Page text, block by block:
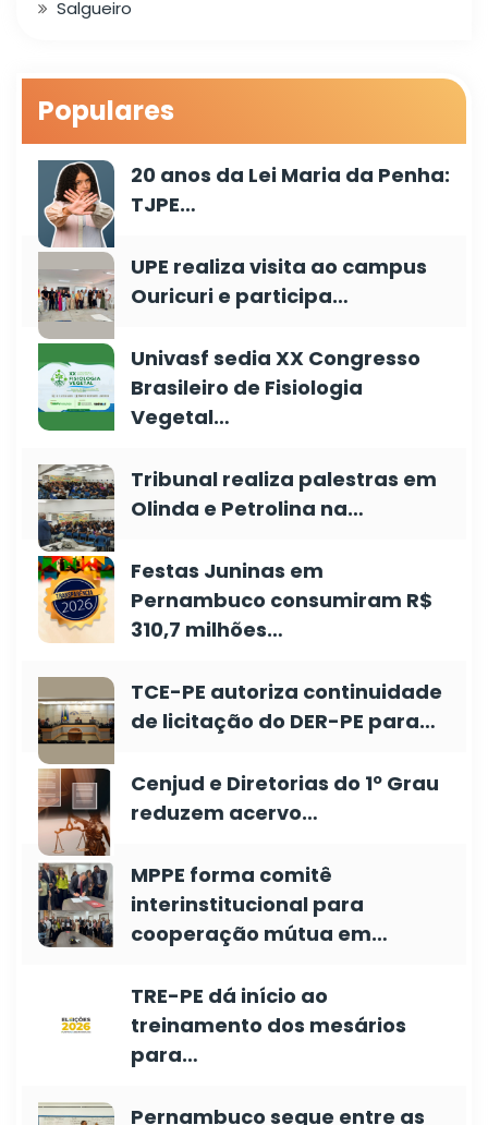
Salgueiro
Populares
20 anos da Lei Maria da Penha:
TJPE…
UPE realiza visita ao campus
Ouricuri e participa…
Univasf sedia XX Congresso
Brasileiro de Fisiologia
Vegetal…
Tribunal realiza palestras em
Olinda e Petrolina na…
Festas Juninas em
Pernambuco consumiram R$
310,7 milhões…
TCE-PE autoriza continuidade
de licitação do DER-PE para…
Cenjud e Diretorias do 1º Grau
reduzem acervo…
MPPE forma comitê
interinstitucional para
cooperação mútua em…
TRE-PE dá início ao
treinamento dos mesários
para…
Pernambuco segue entre as